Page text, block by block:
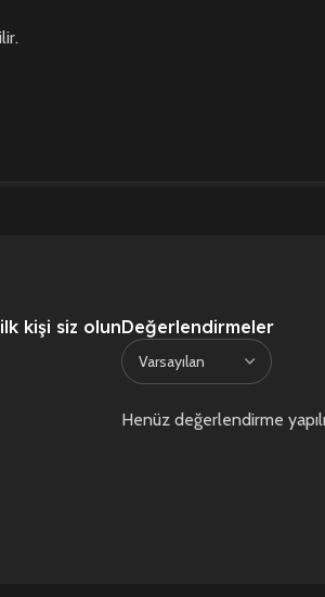
Değerlendirmeler
Henüz değerlendirme
kişi siz olun